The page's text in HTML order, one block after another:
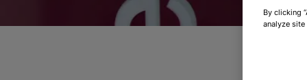
By clicking
analyze